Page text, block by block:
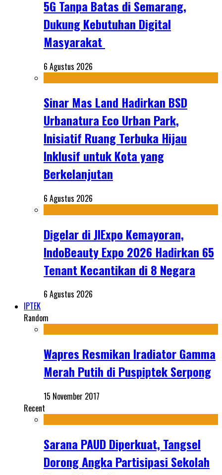
5G Tanpa Batas di Semarang,
Dukung Kebutuhan Digital
Masyarakat
6 Agustus 2026
Sinar Mas Land Hadirkan BSD
Urbanatura Eco Urban Park,
Inisiatif Ruang Terbuka Hijau
Inklusif untuk Kota yang
Berkelanjutan
6 Agustus 2026
Digelar di JIExpo Kemayoran,
IndoBeauty Expo 2026 Hadirkan 65
Tenant Kecantikan di 8 Negara
6 Agustus 2026
IPTEK
Random
Wapres Resmikan Iradiator Gamma
Merah Putih di Puspiptek Serpong
15 November 2017
Recent
Sarana PAUD Diperkuat, Tangsel
Dorong Angka Partisipasi Sekolah